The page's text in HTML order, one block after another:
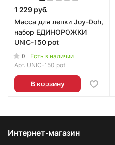
1 229 руб.
Масса для лепки Joy-Doh,
набор ЕДИНОРОЖКИ
UNIC-150 pot
0
Есть в наличии
Арт. UNIC-150 pot
В корзину
Интернет-магазин